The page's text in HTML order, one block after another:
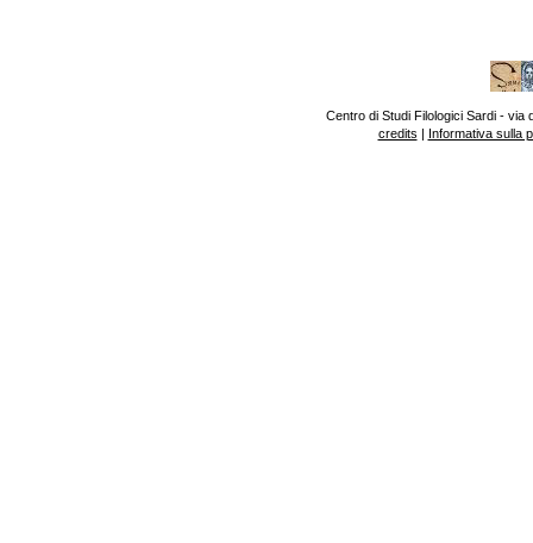
Centro di Studi Filologici Sardi - via
credits | Informativa sulla